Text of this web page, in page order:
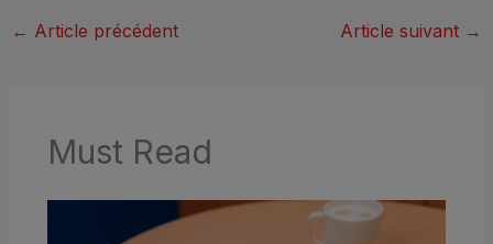
← Article précédent Article suivant →
Must Read